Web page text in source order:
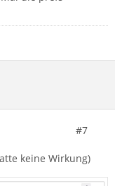
#7
keine Wirkung)